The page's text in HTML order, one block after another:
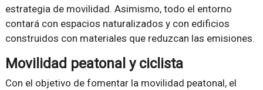
estrategia de movilidad. Asimismo, todo el entorno
contará con espacios naturalizados y con edificios
construidos con materiales que reduzcan las emisiones.
Movilidad peatonal y ciclista
Con el objetivo de fomentar la movilidad peatonal, el